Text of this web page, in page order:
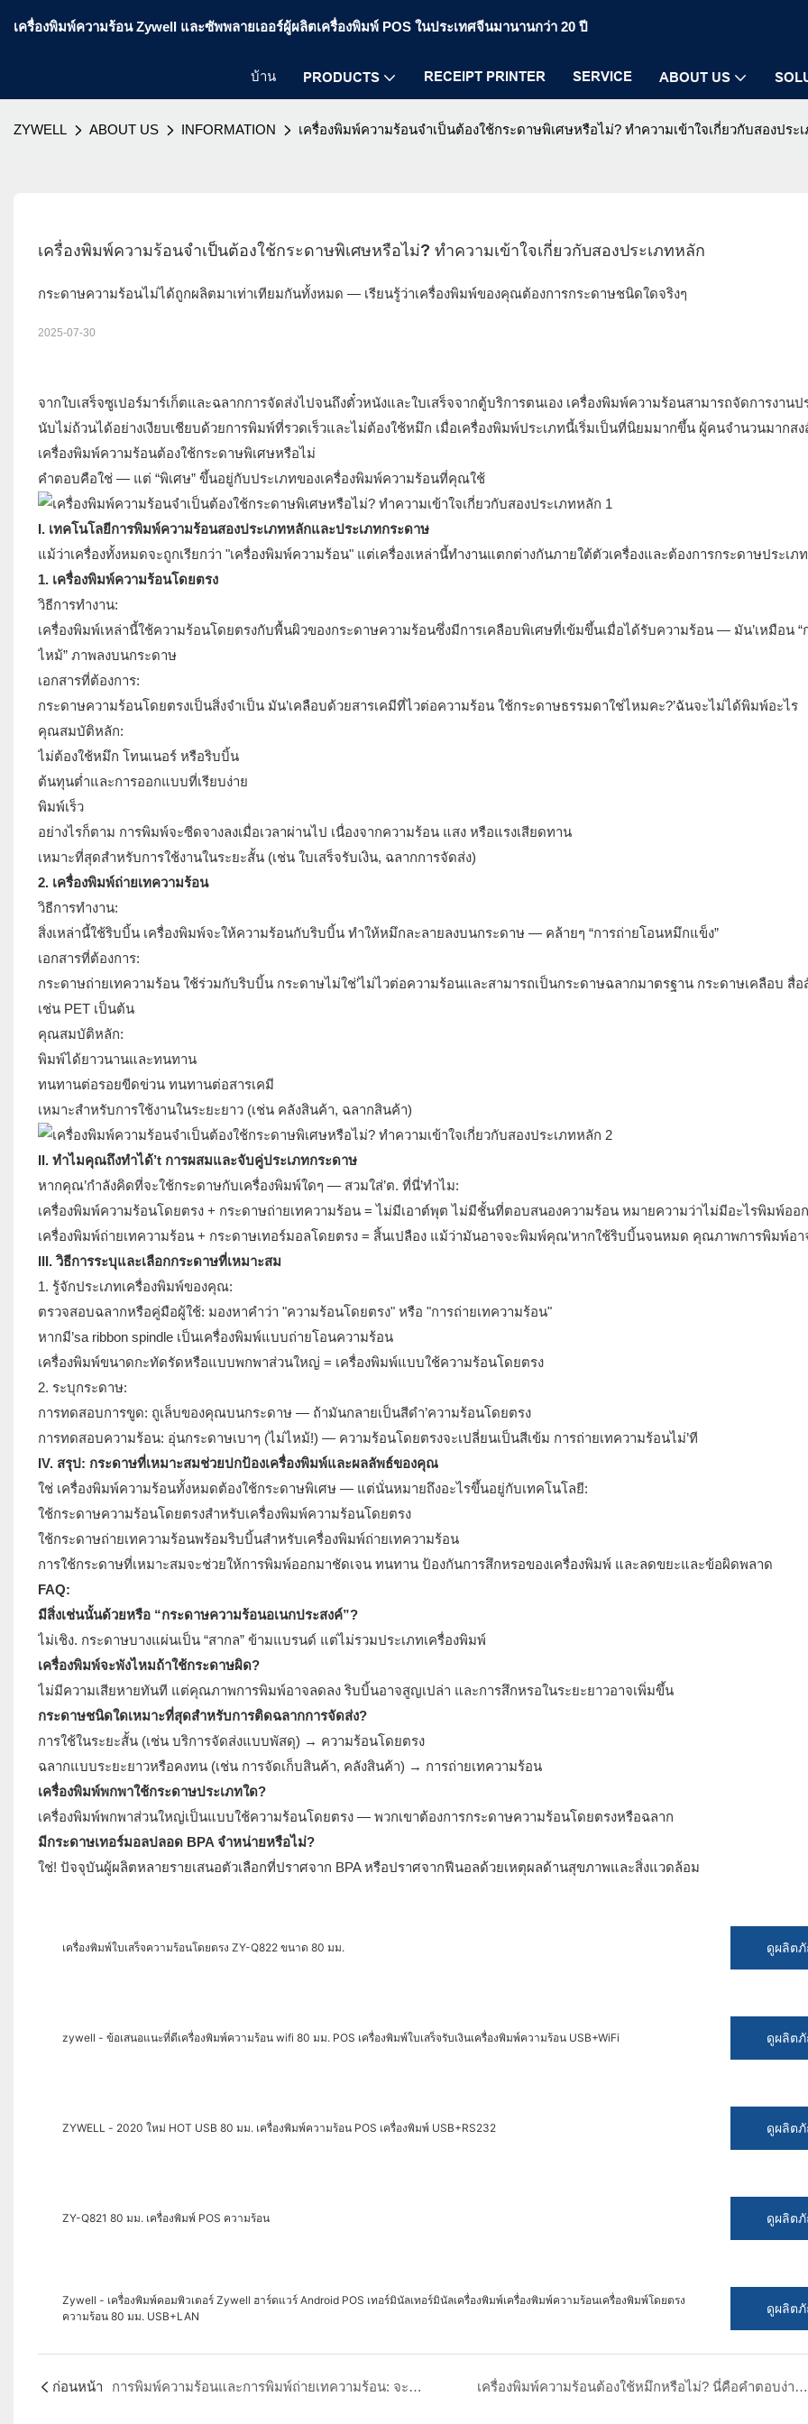
เครื่องพิมพ์ความร้อน Zywell และซัพพลายเออร์ผู้ผลิตเครื่องพิมพ์ POS ในประเทศจีนมานานกว่า 20 ปี
บ้าน PRODUCTS RECEIPT PRINTER SERVICE ABOUT US
ZYWELL ABOUT US INFORMATION เครื่องพิมพ์ความร้อนจำเป็นต้องใช้กระดาษพิเศษหรือไม่? ทำความเข้าใจเกี่ยวกับสองประ
เครื่องพิมพ์ความร้อนจำเป็นต้องใช้กระดาษพิเศษหรือไม่? ทำความเข้าใจเกี่ยวกับสองประเภทหลัก
กระดาษความร้อนไม่ได้ถูกผลิตมาเท่าเทียมกันทั้งหมด — เรียนรู้ว่าเครื่องพิมพ์ของคุณต้องการกระดาษชนิดใดจริงๆ
2025-07-30
จากใบเสร็จซูเปอร์มาร์เก็ตและฉลากการจัดส่งไปจนถึงตั๋วหนังและใบเสร็จจากตู้บริการตนเอง เครื่องพิมพ์ความร้อนสามารถจัดการงานป
นับไม่ถ้วนได้อย่างเงียบเชียบด้วยการพิมพ์ที่รวดเร็วและไม่ต้องใช้หมึก เมื่อเครื่องพิมพ์ประเภทนี้เริ่มเป็นที่นิยมมากขึ้น ผู้คนจำนวนมากสง
เครื่องพิมพ์ความร้อนต้องใช้กระดาษพิเศษหรือไม่
คำตอบคือใช่ — แต่ “พิเศษ” ขึ้นอยู่กับประเภทของเครื่องพิมพ์ความร้อนที่คุณใช้
I. เทคโนโลยีการพิมพ์ความร้อนสองประเภทหลักและประเภทกระดาษ
แม้ว่าเครื่องทั้งหมดจะถูกเรียกว่า "เครื่องพิมพ์ความร้อน" แต่เครื่องเหล่านี้ทำงานแตกต่างกันภายใต้ตัวเครื่องและต้องการกระดาษประเภ
1. เครื่องพิมพ์ความร้อนโดยตรง
วิธีการทำงาน:
เครื่องพิมพ์เหล่านี้ใช้ความร้อนโดยตรงกับพื้นผิวของกระดาษความร้อนซึ่งมีการเคลือบพิเศษที่เข้มขึ้นเมื่อได้รับความร้อน — มัน’เหมือน “
ไหม้” ภาพลงบนกระดาษ
เอกสารที่ต้องการ:
กระดาษความร้อนโดยตรงเป็นสิ่งจำเป็น มัน’เคลือบด้วยสารเคมีที่ไวต่อความร้อน ใช้กระดาษธรรมดาใช่ไหมคะ?’ฉันจะไม่ได้พิมพ์อะไร
คุณสมบัติหลัก:
ไม่ต้องใช้หมึก โทนเนอร์ หรือริบบิ้น
ต้นทุนต่ำและการออกแบบที่เรียบง่าย
พิมพ์เร็ว
อย่างไรก็ตาม การพิมพ์จะซีดจางลงเมื่อเวลาผ่านไป เนื่องจากความร้อน แสง หรือแรงเสียดทาน
เหมาะที่สุดสำหรับการใช้งานในระยะสั้น (เช่น ใบเสร็จรับเงิน, ฉลากการจัดส่ง)
2. เครื่องพิมพ์ถ่ายเทความร้อน
วิธีการทำงาน:
สิ่งเหล่านี้ใช้ริบบิ้น เครื่องพิมพ์จะให้ความร้อนกับริบบิ้น ทำให้หมึกละลายลงบนกระดาษ — คล้ายๆ “การถ่ายโอนหมึกแข็ง”
เอกสารที่ต้องการ:
กระดาษถ่ายเทความร้อน ใช้ร่วมกับริบบิ้น กระดาษไม่ใช่’ไม่ไวต่อความร้อนและสามารถเป็นกระดาษฉลากมาตรฐาน กระดาษเคลือบ สื่อ
เช่น PET เป็นต้น
คุณสมบัติหลัก:
พิมพ์ได้ยาวนานและทนทาน
ทนทานต่อรอยขีดข่วน ทนทานต่อสารเคมี
เหมาะสำหรับการใช้งานในระยะยาว (เช่น คลังสินค้า, ฉลากสินค้า)
II. ทำไมคุณถึงทำได้’t การผสมและจับคู่ประเภทกระดาษ
หากคุณ’กำลังคิดที่จะใช้กระดาษกับเครื่องพิมพ์ใดๆ — สวมใส่’ต. ที่นี่’ทำไม:
เครื่องพิมพ์ความร้อนโดยตรง + กระดาษถ่ายเทความร้อน = ไม่มีเอาต์พุต ไม่มีชั้นที่ตอบสนองความร้อน หมายความว่าไม่มีอะไรพิมพ์ออ
เครื่องพิมพ์ถ่ายเทความร้อน + กระดาษเทอร์มอลโดยตรง = สิ้นเปลือง แม้ว่ามันอาจจะพิมพ์คุณ’หากใช้ริบบิ้นจนหมด คุณภาพการพิมพ์อา
III. วิธีการระบุและเลือกกระดาษที่เหมาะสม
1. รู้จักประเภทเครื่องพิมพ์ของคุณ:
ตรวจสอบฉลากหรือคู่มือผู้ใช้: มองหาคำว่า "ความร้อนโดยตรง" หรือ "การถ่ายเทความร้อน"
หากมี’sa ribbon spindle เป็นเครื่องพิมพ์แบบถ่ายโอนความร้อน
เครื่องพิมพ์ขนาดกะทัดรัดหรือแบบพกพาส่วนใหญ่ = เครื่องพิมพ์แบบใช้ความร้อนโดยตรง
2. ระบุกระดาษ:
การทดสอบการขูด: ถูเล็บของคุณบนกระดาษ — ถ้ามันกลายเป็นสีดำ’ความร้อนโดยตรง
การทดสอบความร้อน: อุ่นกระดาษเบาๆ (ไม่ไหม้!) — ความร้อนโดยตรงจะเปลี่ยนเป็นสีเข้ม การถ่ายเทความร้อนไม่’ที
IV. สรุป: กระดาษที่เหมาะสมช่วยปกป้องเครื่องพิมพ์และผลลัพธ์ของคุณ
ใช่ เครื่องพิมพ์ความร้อนทั้งหมดต้องใช้กระดาษพิเศษ — แต่นั่นหมายถึงอะไรขึ้นอยู่กับเทคโนโลยี:
ใช้กระดาษความร้อนโดยตรงสำหรับเครื่องพิมพ์ความร้อนโดยตรง
ใช้กระดาษถ่ายเทความร้อนพร้อมริบบิ้นสำหรับเครื่องพิมพ์ถ่ายเทความร้อน
การใช้กระดาษที่เหมาะสมจะช่วยให้การพิมพ์ออกมาชัดเจน ทนทาน ป้องกันการสึกหรอของเครื่องพิมพ์ และลดขยะและข้อผิดพลาด
FAQ:
มีสิ่งเช่นนั้นด้วยหรือ “กระดาษความร้อนอเนกประสงค์”?
ไม่เชิง. กระดาษบางแผ่นเป็น “สากล” ข้ามแบรนด์ แต่ไม่รวมประเภทเครื่องพิมพ์
เครื่องพิมพ์จะพังไหมถ้าใช้กระดาษผิด?
ไม่มีความเสียหายทันที แต่คุณภาพการพิมพ์อาจลดลง ริบบิ้นอาจสูญเปล่า และการสึกหรอในระยะยาวอาจเพิ่มขึ้น
กระดาษชนิดใดเหมาะที่สุดสำหรับการติดฉลากการจัดส่ง?
การใช้ในระยะสั้น (เช่น บริการจัดส่งแบบพัสดุ) → ความร้อนโดยตรง
ฉลากแบบระยะยาวหรือคงทน (เช่น การจัดเก็บสินค้า, คลังสินค้า) → การถ่ายเทความร้อน
เครื่องพิมพ์พกพาใช้กระดาษประเภทใด?
เครื่องพิมพ์พกพาส่วนใหญ่เป็นแบบใช้ความร้อนโดยตรง — พวกเขาต้องการกระดาษความร้อนโดยตรงหรือฉลาก
มีกระดาษเทอร์มอลปลอด BPA จำหน่ายหรือไม่?
ใช่! ปัจจุบันผู้ผลิตหลายรายเสนอตัวเลือกที่ปราศจาก BPA หรือปราศจากฟีนอลด้วยเหตุผลด้านสุขภาพและสิ่งแวดล้อม
เครื่องพิมพ์ใบเสร็จความร้อนโดยตรง ZY-Q822 ขนาด 80 มม. ดูผลิต
zywell - ข้อเสนอแนะที่ดีเครื่องพิมพ์ความร้อน wifi 80 มม. POS เครื่องพิมพ์ใบเสร็จรับเงินเครื่องพิมพ์ความร้อน USB+WiFi ดูผลิต
ZYWELL - 2020 ใหม่ HOT USB 80 มม. เครื่องพิมพ์ความร้อน POS เครื่องพิมพ์ USB+RS232 ดูผลิต
ZY-Q821 80 มม. เครื่องพิมพ์ POS ความร้อน ดูผลิต
Zywell - เครื่องพิมพ์คอมพิวเตอร์ Zywell ฮาร์ดแวร์ Android POS เทอร์มินัลเทอร์มินัลเครื่องพิมพ์เครื่องพิมพ์ความร้อนเครื่องพิมพ์โดยตรง
ความร้อน 80 มม. USB+LAN
ดูผลิต
ก่อนหน้า การพิมพ์ความร้อนและการพิมพ์ถ่ายเทความร้อน: จะแยกแยะความแตกต่างระหว่างสองสิ่งนี้ได้อย่างรวดเร็ว? เครื่องพิมพ์ความร้อนต้องใช้หมึกหรือไม่? นี่คือคำตอบง่ายๆ